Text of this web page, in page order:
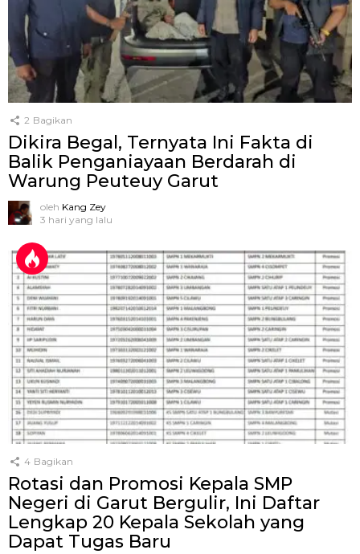
2 Bagikan
Dikira Begal, Ternyata Ini Fakta di
Balik Penganiayaan Berdarah di
Warung Peuteuy Garut
oleh Kang Zey
3 hari yang lalu
4 Bagikan
Rotasi dan Promosi Kepala SMP
Negeri di Garut Bergulir, Ini Daftar
Lengkap 20 Kepala Sekolah yang
Dapat Tugas Baru